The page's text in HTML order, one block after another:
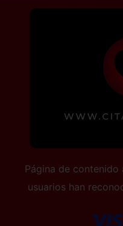
Página de
usuarios han